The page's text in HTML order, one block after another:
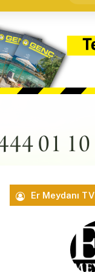
Er Meydanı TV